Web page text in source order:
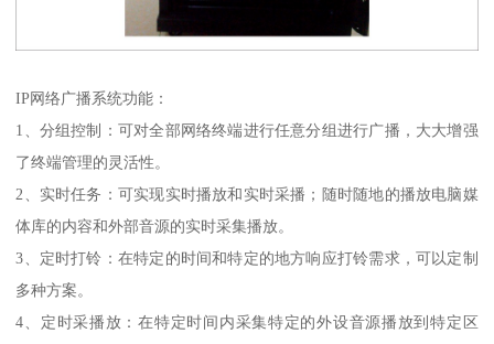
IP网络广播系统功能：
1、分组控制：可对全部网络终端进行任意分组进行广播，大大增强
了终端管理的灵活性。
2、实时任务：可实现实时播放和实时采播；随时随地的播放电脑媒
体库的内容和外部音源的实时采集播放。
3、定时打铃：在特定的时间和特定的地方响应打铃需求，可以定制
多种方案。
4、定时采播放：在特定时间内采集特定的外设音源播放到特定区